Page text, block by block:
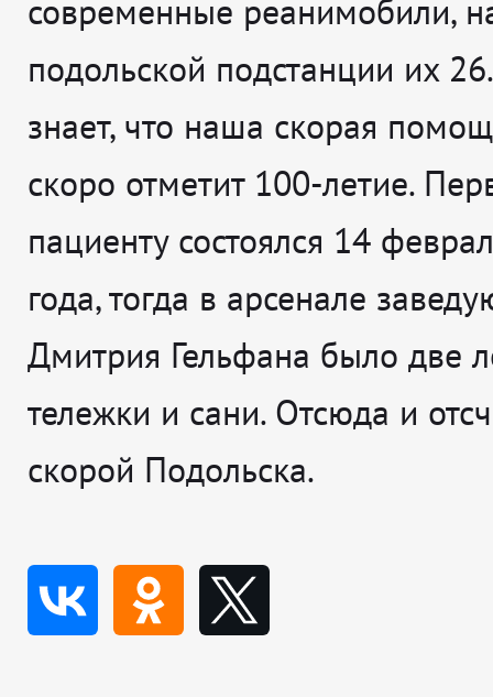
современные реанимобили,
подольской подстанции их
знает, что наша скорая
скоро отметит 100-летие.
пациенту состоялся 14
года, тогда в арсенале
Дмитрия Гельфана было две
тележки и сани. Отсюда и
скорой Подольска.